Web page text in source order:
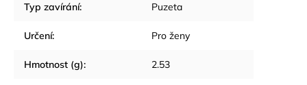
Typ zavírání: Puzeta
Určení: Pro ženy
Hmotnost (g): 2.53